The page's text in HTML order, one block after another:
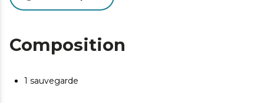
Composition
1 sauvegarde